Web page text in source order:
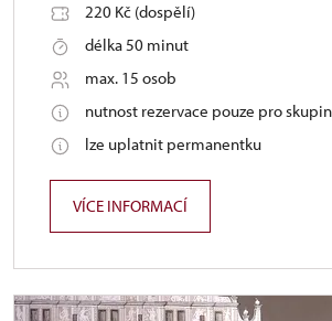
220 Kč (dospělí)
délka 50 minut
max. 15 osob
nutnost rezervace pouze pro
lze uplatnit permanentku
VÍCE INFORMACÍ